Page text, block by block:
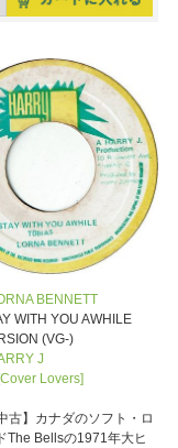
BENNETT
WITH YOU AWHILE
(VG-)
J
Lovers]
古】カナダのソフト・ロ
The Bellsの1971年大ヒ